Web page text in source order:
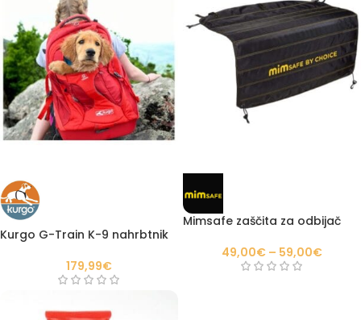
Kurgo G-Train K-9 nahrbtnik
179,99€
Mimsafe zaščita za odbijač
49,00€ – 59,00€